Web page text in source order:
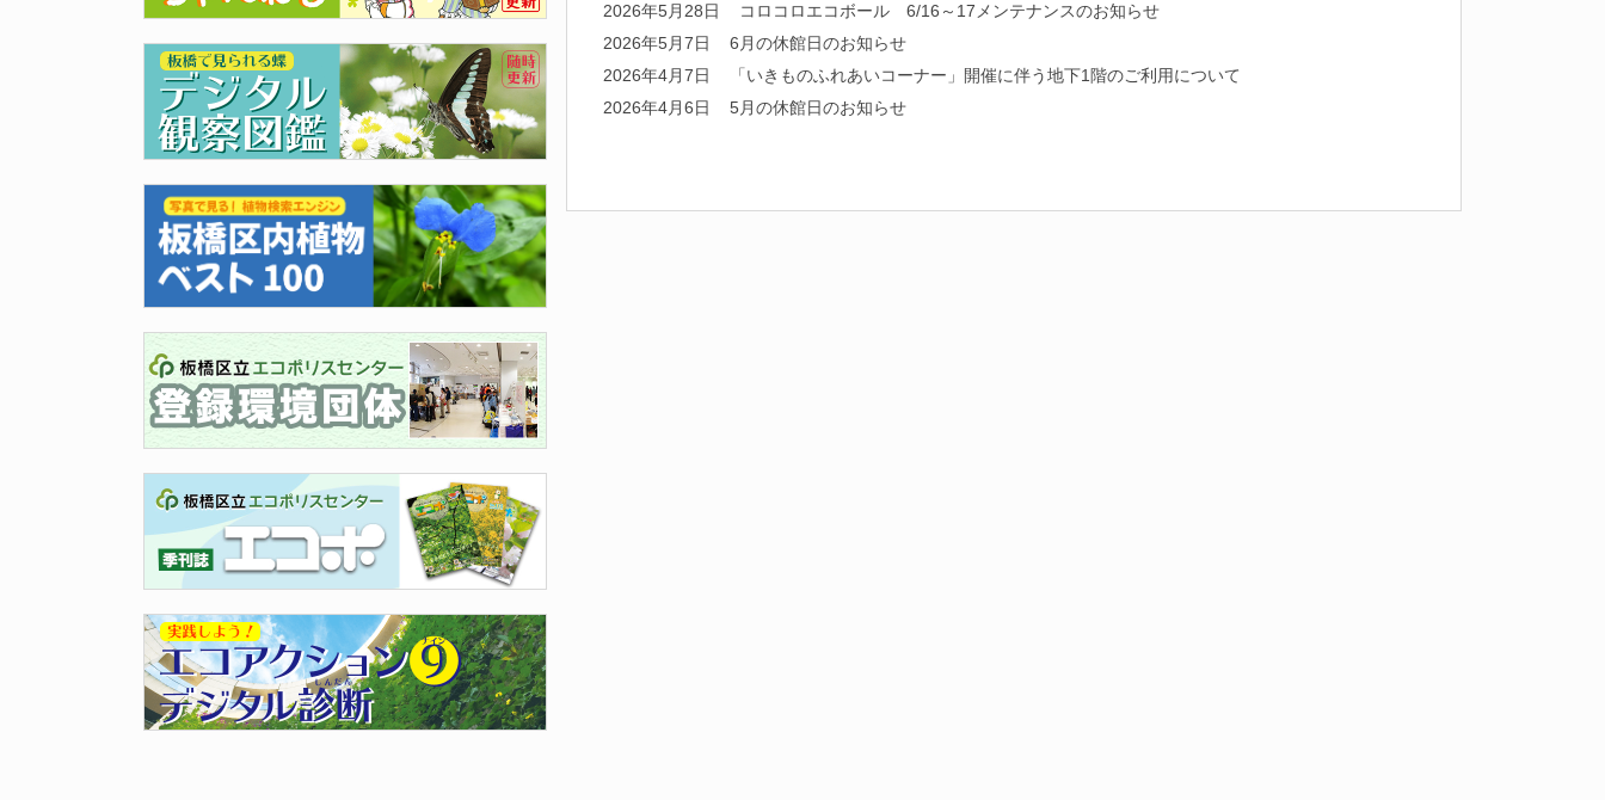
2026年5月28日
コロコロエコボール 6/16～17メンテナンスのお知らせ
2026年5月7日
6月の休館日のお知らせ
2026年4月7日
「いきものふれあいコーナー」開催に伴う地下1階のご利用について
2026年4月6日
5月の休館日のお知らせ